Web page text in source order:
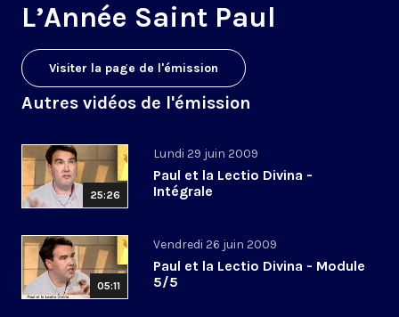
L’Année Saint Paul
Visiter la page de l'émission
Autres vidéos de l'émission
25:26
Lundi 29 juin 2009
Paul et la Lectio Divina -
Intégrale
05:11
Vendredi 26 juin 2009
Paul et la Lectio Divina - Module
5/5